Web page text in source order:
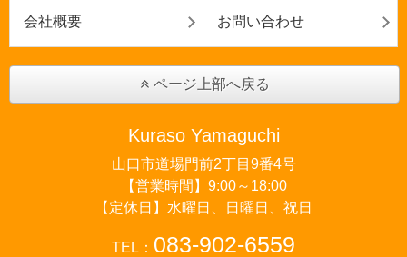
会社概要 お問い合わせ
ページ上部へ戻る
Kuraso Yamaguchi
山口市道場門前2丁目9番4号
【営業時間】9:00～18:00
【定休日】水曜日、日曜日、祝日
TEL： 083-902-6559